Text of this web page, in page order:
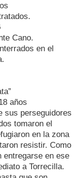
Cano.
en el
años
sus perseguidores
tomaron el
en la zona
resistir. Como
entregarse en ese
a Torrecilla.